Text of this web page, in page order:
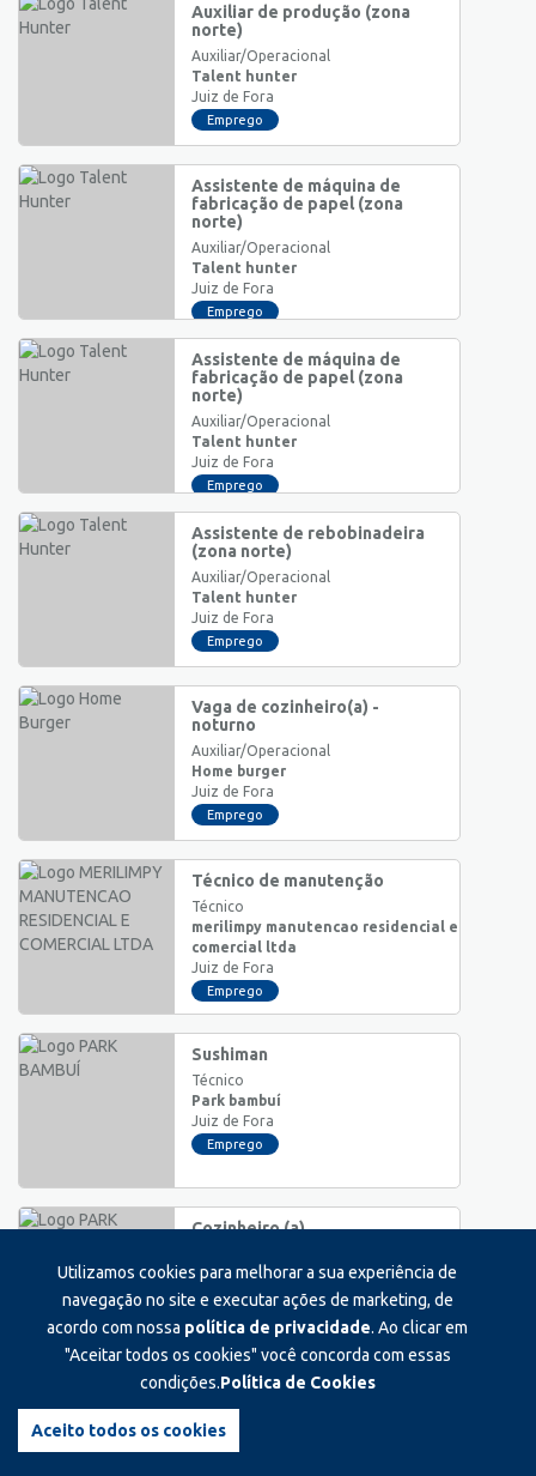
Auxiliar de produção (zona
norte)
Auxiliar/Operacional
Talent hunter
Juiz de Fora
Emprego
Assistente de máquina de
fabricação de papel (zona
norte)
Auxiliar/Operacional
Talent hunter
Juiz de Fora
Emprego
Assistente de máquina de
fabricação de papel (zona
norte)
Auxiliar/Operacional
Talent hunter
Juiz de Fora
Emprego
Assistente de rebobinadeira
(zona norte)
Auxiliar/Operacional
Talent hunter
Juiz de Fora
Emprego
Vaga de cozinheiro(a) -
noturno
Auxiliar/Operacional
Home burger
Juiz de Fora
Emprego
Técnico de manutenção
Técnico
merilimpy manutencao residencial e
comercial ltda
Juiz de Fora
Emprego
Sushiman
Técnico
Park bambuí
Juiz de Fora
Emprego
Cozinheiro (a)
Park bambuí
Juiz de Fora
Emprego
Auxiliar/Operacional
Utilizamos cookies para melhorar a sua experiência de
navegação no site e executar ações de marketing, de
acordo com nossa política de privacidade. Ao clicar em
"Aceitar todos os cookies" você concorda com essas
condições.Política de Cookies
Aceito todos os cookies